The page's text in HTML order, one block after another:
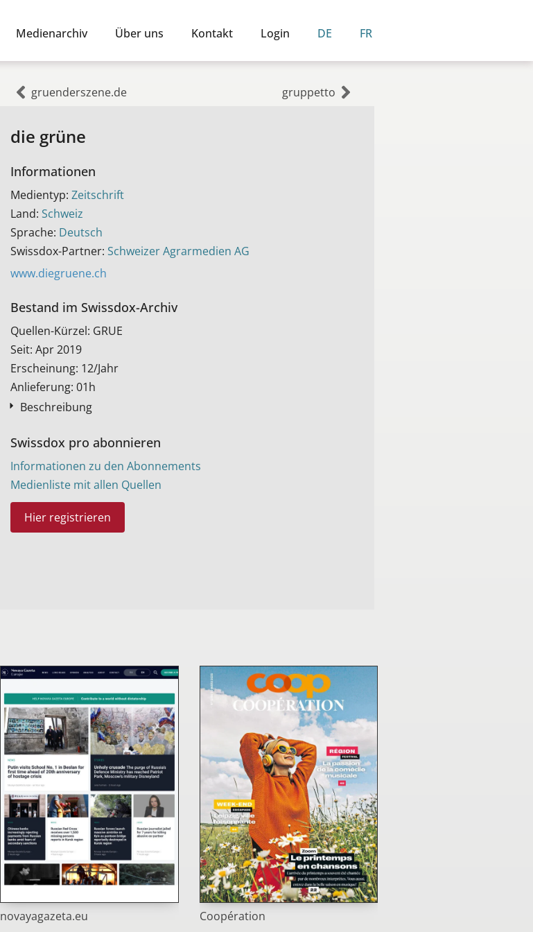
Medienarchiv Über uns Kontakt Login DE FR
gruenderszene.de gruppetto
die grüne
Informationen
Medientyp: Zeitschrift
Land: Schweiz
Sprache: Deutsch
Swissdox-Partner: Schweizer Agrarmedien AG
www.diegruene.ch
Bestand im Swissdox-Archiv​
Quellen-Kürzel: GRUE
Seit: Apr 2019
Erscheinung: 12/Jahr
Anlieferung: 01h
Beschreibung
Swissdox pro abonnieren
Informationen zu den Abonnements
Medienliste mit allen Quellen
Hier registrieren
novayagazeta.eu Coopération